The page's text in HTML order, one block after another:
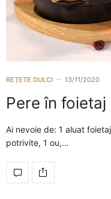
REȚETE DULCI 13/11/2020
Pere în
Ai nevoie de: 1 aluat
potrivite, 1 ou,…